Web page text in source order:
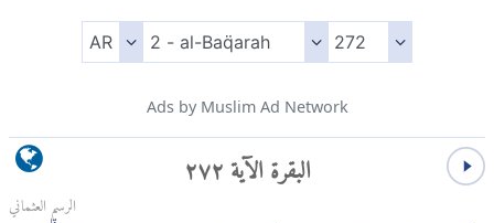
Ads by Muslim Ad Network
البقرة الآية ٢٧٢
الرسم العثماني